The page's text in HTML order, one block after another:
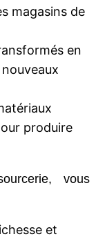
magasins de
en
produire
vous
et